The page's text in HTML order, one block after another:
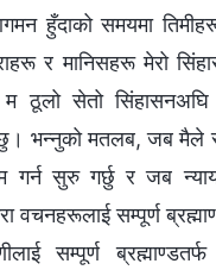
हुँदाको समयमा
र मानिसहरू मेरो
ठूलो सेतो सिंहासनअघि
भन्नुको मतलब, जब मैले
गर्न सुरु गर्छु र जब
वचनहरूलाई सम्पूर्ण
सम्पूर्ण